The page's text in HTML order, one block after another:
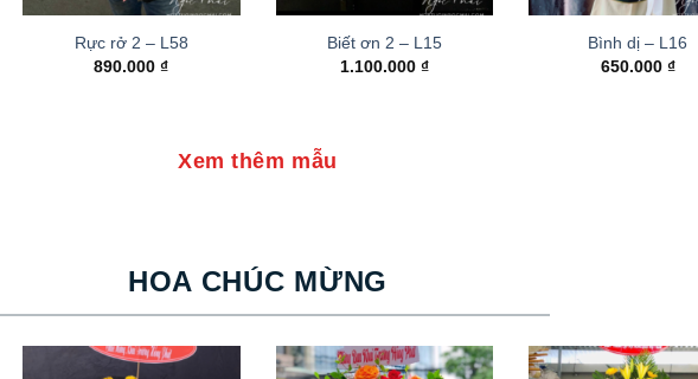
Rực rở 2 – L58
890.000₫
Biết ơn 2 – L15
1.100.000 ₫
Bình dị – L16
650.000 ₫
Xem thêm mẫu
HOA CHÚC MỪNG